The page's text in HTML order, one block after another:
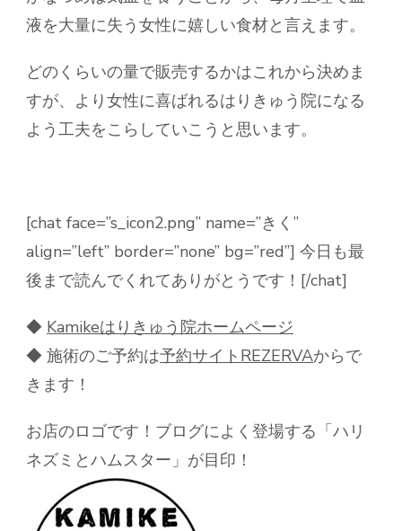
液を大量に失う女性に嬉しい食材と言えます。
どのくらいの量で販売するかはこれから決めま
すが、より女性に喜ばれるはりきゅう院になる
よう工夫をこらしていこうと思います。
[chat face=”s_icon2.png” name=”きく”
align=”left” border=”none” bg=”red”] 今日も最
後まで読んでくれてありがとうです！[/chat]
◆ Kamikeはりきゅう院ホームページ
◆ 施術のご予約は予約サイト REZERVAからで
きます！
お店のロゴです！ブログによく登場する「ハリ
ネズミとハムスター」が目印！